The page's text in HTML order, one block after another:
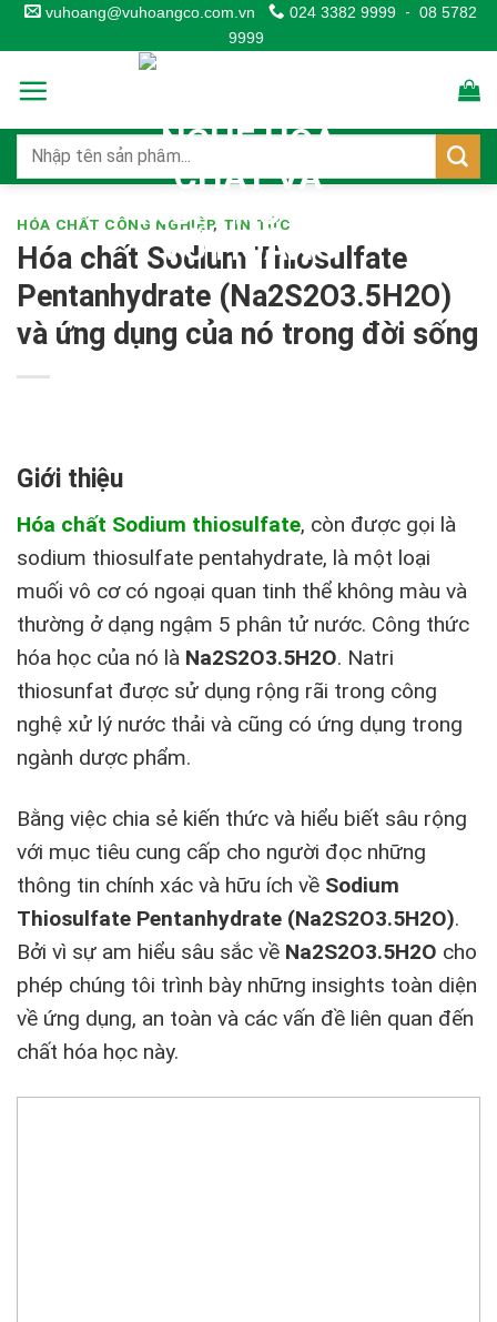
Skip
to
content
vuhoang@vuhoangco.com.vn 024 3382 9999 - 08 5782
9999
HÓA CHẤT CÔNG NGHIỆP, TIN TỨC
Hóa chất Sodium Thiosulfate
Pentanhydrate (Na2S2O3.5H2O)
và ứng dụng của nó trong đời sống
Giới thiệu
Hóa chất Sodium thiosulfate, còn được gọi là
sodium thiosulfate pentahydrate, là một loại
muối vô cơ có ngoại quan tinh thể không màu và
thường ở dạng ngậm 5 phân tử nước. Công thức
hóa học của nó là Na2S2O3.5H2O. Natri
thiosunfat được sử dụng rộng rãi trong công
nghệ xử lý nước thải và cũng có ứng dụng trong
ngành dược phẩm.
Bằng việc chia sẻ kiến thức và hiểu biết sâu rộng
với mục tiêu cung cấp cho người đọc những
thông tin chính xác và hữu ích về Sodium
Thiosulfate Pentanhydrate (Na2S2O3.5H2O).
Bởi vì sự am hiểu sâu sắc về Na2S2O3.5H2O cho
phép chúng tôi trình bày những insights toàn diện
về ứng dụng, an toàn và các vấn đề liên quan đến
chất hóa học này.